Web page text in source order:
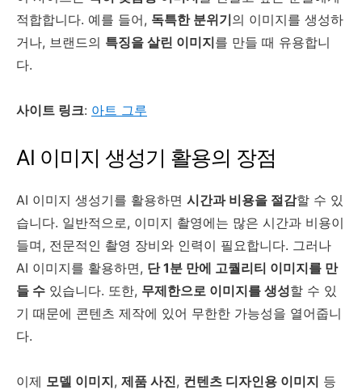
적합합니다. 예를 들어, 독특한 분위기의 이미지를 생성하
거나, 브랜드의 특징을 살린 이미지를 만들 때 유용합니
다.
사이트 링크: 아트 그루
AI 이미지 생성기 활용의 장점
AI 이미지 생성기를 활용하면 시간과 비용을 절감할 수 있
습니다. 일반적으로, 이미지 촬영에는 많은 시간과 비용이
들며, 전문적인 촬영 장비와 인력이 필요합니다. 그러나
AI 이미지를 활용하면, 단 1분 만에 고퀄리티 이미지를 만
들 수 있습니다. 또한, 무제한으로 이미지를 생성할 수 있
기 때문에 콘텐츠 제작에 있어 무한한 가능성을 열어줍니
다.
이제 모델 이미지, 제품 사진, 컨텐츠 디자인용 이미지 등